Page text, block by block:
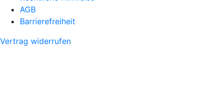
AGB
Barrierefreiheit
Vertrag widerrufen